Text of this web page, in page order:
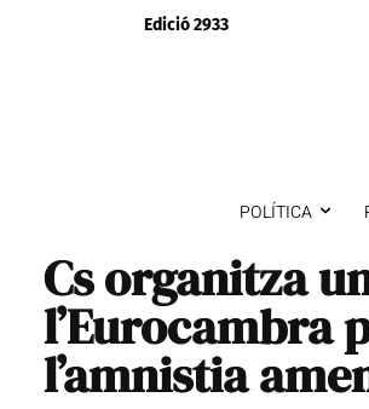
Edició 2933
POLÍTICA
Cs organitza
l’Eurocambra
l’amnistia